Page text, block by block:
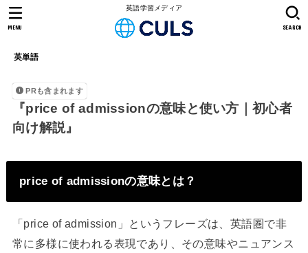
英語学習メディア
英単語
SEARCH
MENU
PRも含まれます
『price of admissionの意味と使い方｜初心者
向け解説』
price of admissionの意味とは？
「price of admission」というフレーズは、英語圏で非
常に多様に使われる表現であり、その意味やニュアンス